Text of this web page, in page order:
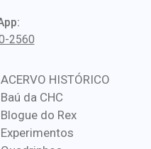
2560
ACERVO HISTÓRICO
Baú da CHC
Blogue do Rex
Experimentos